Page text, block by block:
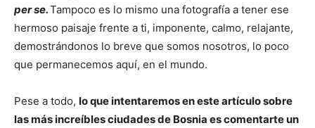
per se.Tampoco es lo mismo una fotografía a tener ese
hermoso paisaje frente a ti, imponente, calmo, relajante,
demostrándonos lo breve que somos nosotros, lo poco
que permanecemos aquí, en el mundo.
Pese a todo, lo que intentaremos en este artículo sobre
las más increíbles ciudades de Bosnia es comentarte un